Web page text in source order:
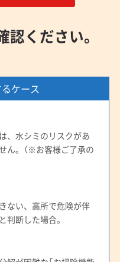
ください。
ケース
、水シミのリスクがあ
ん。（※お客様ご了承の
ない、高所で危険が伴
判断した場合。